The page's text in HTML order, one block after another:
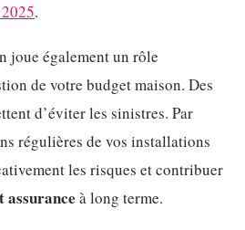
.
joue également un rôle
de votre budget maison. Des
d’éviter les sinistres. Par
régulières de vos installations
les risques et contribuer
assurance à long terme.